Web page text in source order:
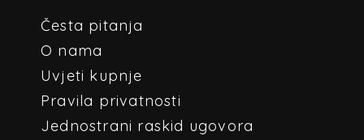
Česta pitanja
O nama
Uvjeti kupnje
Pravila privatnosti
Jednostrani raskid ugovora